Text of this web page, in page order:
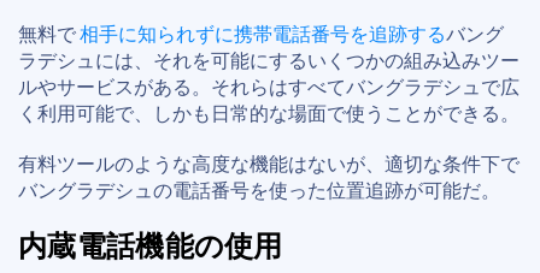
無料で相手に知られずに携帯電話番号を追跡するバング
ラデシュには、それを可能にするいくつかの組み込みツー
ルやサービスがある。それらはすべてバングラデシュで広
く利用可能で、しかも日常的な場面で使うことができる。
有料ツールのような高度な機能はないが、適切な条件下で
バングラデシュの電話番号を使った位置追跡が可能だ。
内蔵電話機能の使用